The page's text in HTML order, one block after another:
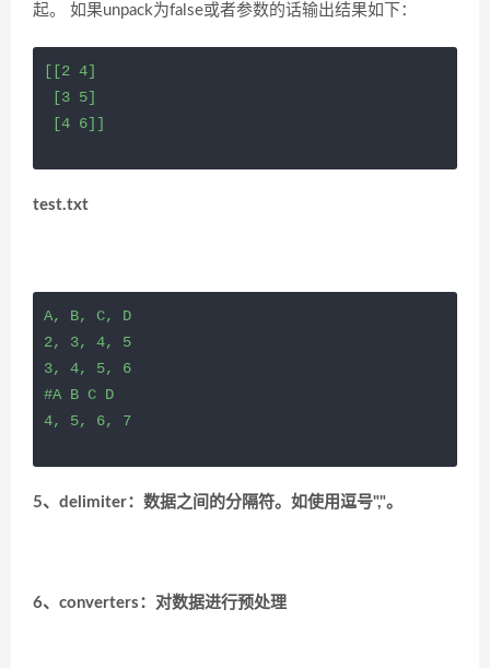
起。 如果unpack为false或者参数的话输出结果如下：
[[2 4]
[3 5]
[4 6]]
test.txt
A, B, C, D
2, 3, 4, 5
3, 4, 5, 6
#A B C D
4, 5, 6, 7
5、delimiter：数据之间的分隔符。如使用逗号","。
6、converters：对数据进行预处理